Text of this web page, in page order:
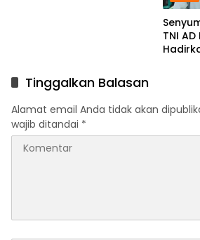
TNI
Tinggalkan Balasan
Alamat email Anda tidak akan
wajib ditandai *